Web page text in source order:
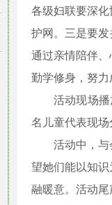
各级妇联要深
护网。三是要
通过亲情陪伴
勤学修身，努
活动现场
名儿童代表现场
活动中，
望她们能以知
融暖意。活动